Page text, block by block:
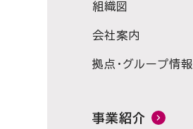
組織図
会社案内
拠点・グループ情報
事業紹介